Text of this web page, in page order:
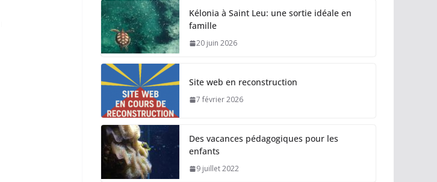
Kélonia à Saint Leu: une sortie idéale en
famille
20 juin 2026
Site web en reconstruction
7 février 2026
Des vacances pédagogiques pour les
enfants
9 juillet 2022